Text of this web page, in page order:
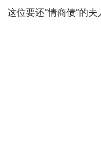
这位要还“情商债”的